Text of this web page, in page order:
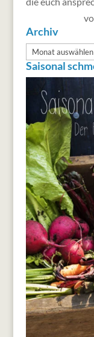
Archiv
Archiv
Saisonal